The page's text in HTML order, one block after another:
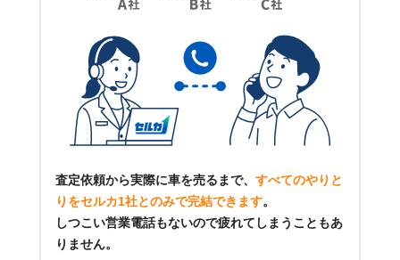
査定依頼から実際に車を売るまで、 すべてのやりと
りをセルカ1社とのみで完結できます。
しつこい営業電話もないので疲れてしまうこともあ
りません。